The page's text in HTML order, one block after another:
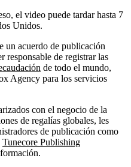
el video puede tardar hasta 7
Unidos.
un acuerdo de publicación
responsable de registrar las
de todo el mundo,
Agency para los servicios
con el negocio de la
de regalías globales, les
de publicación como
Tunecore Publishing